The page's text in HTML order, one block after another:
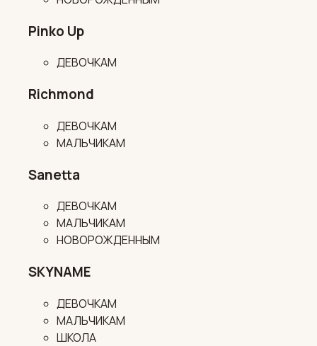
Pinko Up
ДЕВОЧКАМ
Richmond
ДЕВОЧКАМ
МАЛЬЧИКАМ
Sanetta
ДЕВОЧКАМ
МАЛЬЧИКАМ
НОВОРОЖДЕННЫМ
SKYNAME
ДЕВОЧКАМ
МАЛЬЧИКАМ
ШКОЛА